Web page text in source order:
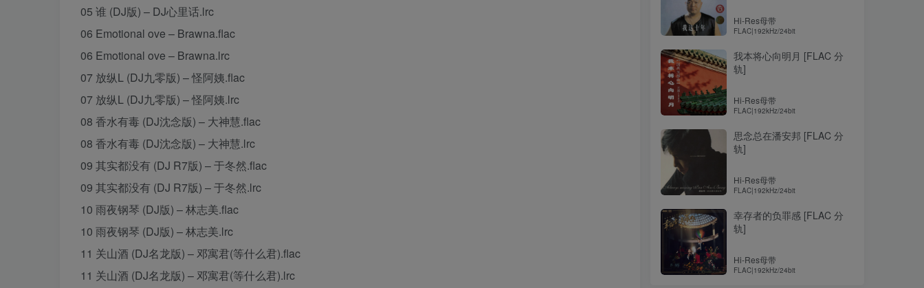
05 谁 (DJ版) – DJ心里话.lrc
06 Emotional ove – Brawna.flac
06 Emotional ove – Brawna.lrc
07 放纵L (DJ九零版) – 怪阿姨.flac
07 放纵L (DJ九零版) – 怪阿姨.lrc
08 香水有毒 (DJ沈念版) – 大神慧.flac
08 香水有毒 (DJ沈念版) – 大神慧.lrc
09 其实都没有 (DJ R7版) – 于冬然.flac
09 其实都没有 (DJ R7版) – 于冬然.lrc
10 雨夜钢琴 (DJ版) – 林志美.flac
10 雨夜钢琴 (DJ版) – 林志美.lrc
11 关山酒 (DJ名龙版) – 邓寓君(等什么君).flac
11 关山酒 (DJ名龙版) – 邓寓君(等什么君).lrc
Hi-Res母带
FLAC|192kHz/24bit
我本将心向明月 [FLAC 分
轨]
Hi-Res母带
FLAC|192kHz/24bit
思念总在潘安邦 [FLAC 分
轨]
Hi-Res母带
FLAC|192kHz/24bit
幸存者的负罪感 [FLAC 分
轨]
Hi-Res母带
FLAC|192kHz/24bit